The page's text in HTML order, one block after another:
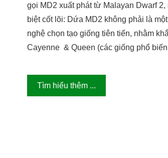
gọi MD2 xuất phát từ Malayan Dwarf
biệt cốt lõi: Dứa MD2 không phải là
nghệ chọn tạo giống tiên tiến, nhằm
Cayenne & Queen (các giống phổ
Tìm hiểu thêm ...